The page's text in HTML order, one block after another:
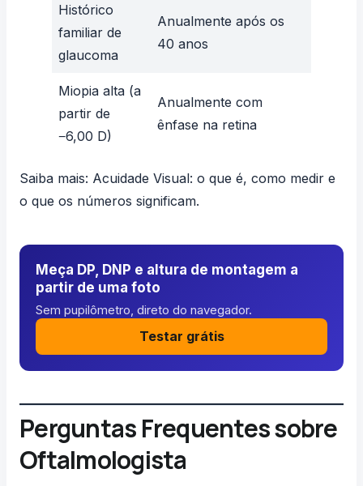
Histórico
familiar de
glaucoma
Anualmente após os
40 anos
Miopia alta (a
partir de
−6,00 D)
Anualmente com
ênfase na retina
Saiba mais: Acuidade Visual: o que é, como medir e
o que os números significam.
Meça DP, DNP e altura de montagem a
partir de uma foto
Sem pupilômetro, direto do navegador.
Testar grátis
Perguntas Frequentes sobre
Oftalmologista